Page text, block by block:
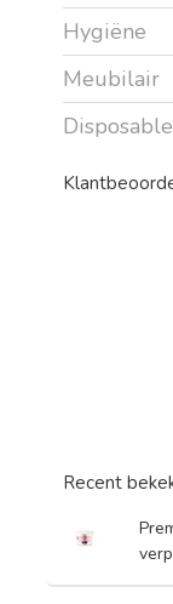
Hygiëne
Meubilair
Recent